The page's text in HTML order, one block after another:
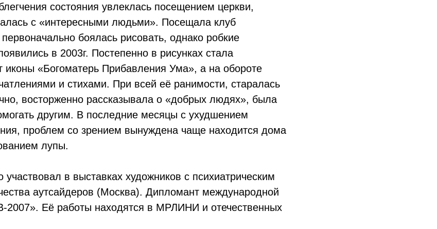
состояния увлеклась посещением церкви,
с «интересными людьми». Посещала клуб
боялась рисовать, однако робкие
в 2003г. Постепенно в рисунках стала
«Богоматерь Прибавления Ума», а на обороте
и стихами. При всей её ранимости, старалась
восторженно рассказывала о «добрых людях», была
другим. В последние месяцы с ухудшением
проблем со зрением вынуждена чаще находится дома
лупы.
участвовал в выставках художников с психиатрическим
аутсайдеров (Москва). Дипломант международной
Её работы находятся в МРЛИНИ и отечественных